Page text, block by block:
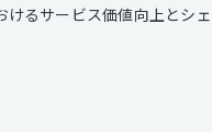
るサービス価値向上とシ